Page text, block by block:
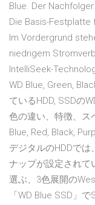
Blue. Der
Die Basis-
Im Vordergrund
niedrigem
IntelliSeek-
WD Blue, Green,
ているHDD, SSDの
色の違い、特徴、ス
Blue, Red, Black,
デジタルのHDDで
ナップが設定されて
選ぶ、3色展開の
「WD Blue SSD」